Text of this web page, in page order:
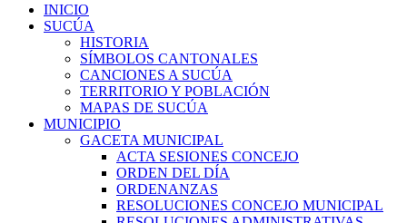
INICIO
SUCÚA
HISTORIA
SÍMBOLOS CANTONALES
CANCIONES A SUCÚA
TERRITORIO Y POBLACIÓN
MAPAS DE SUCÚA
MUNICIPIO
GACETA MUNICIPAL
ACTA SESIONES CONCEJO
ORDEN DEL DÍA
ORDENANZAS
RESOLUCIONES CONCEJO MUNICIPAL